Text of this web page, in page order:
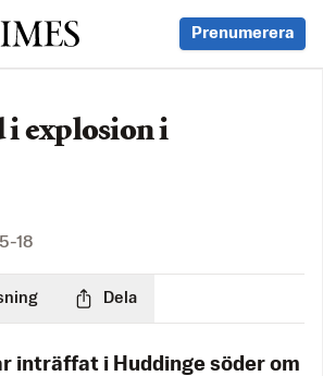
Times Prenumerera
explosion i
18
Dela
inträffat i Huddinge söder om